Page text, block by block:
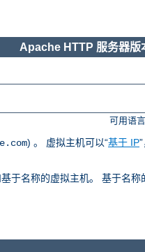
Apache HTTP 服务器版
可用语
) 。 虚拟主机可以“基于 IP
于名称的虚拟主机。 基于名称